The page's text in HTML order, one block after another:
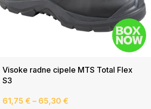
Visoke radne cipele MTS Total Flex
S3
61,75 € – 65,30 €